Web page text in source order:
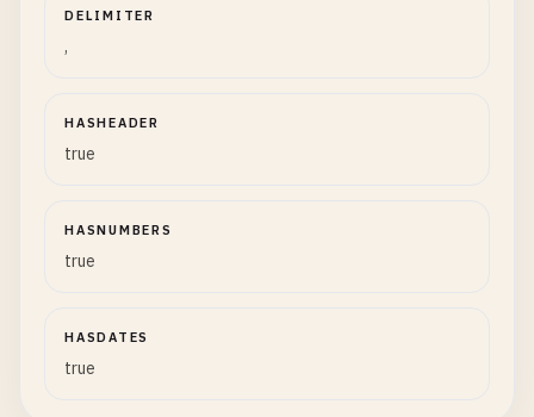
DELIMITER
,
HASHEADER
true
HASNUMBERS
true
HASDATES
true